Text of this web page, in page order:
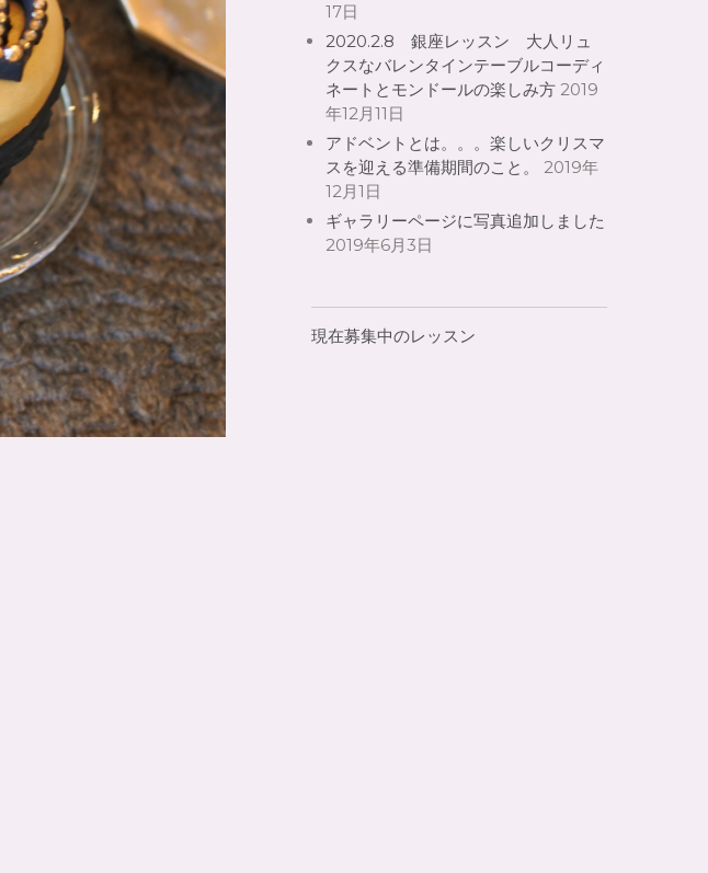
17日
2020.2.8 銀座レッスン 大人リュ
クスなバレンタインテーブルコーディ
ネートとモンドールの楽しみ方 2019
年12月11日
アドベントとは。。。楽しいクリスマ
スを迎える準備期間のこと。
2019年
12月1日
ギャラリーページに写真追加しました
2019年6月3日
現在募集中のレッスン